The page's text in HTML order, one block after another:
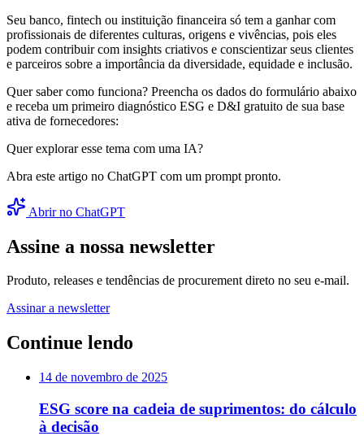
Seu banco, fintech ou instituição financeira só tem a ganhar com
profissionais de diferentes culturas, origens e vivências, pois eles
podem contribuir com insights criativos e conscientizar seus clientes
e parceiros sobre a importância da diversidade, equidade e inclusão.
Quer saber como funciona? Preencha os dados do formulário abaixo
e receba um primeiro diagnóstico ESG e D&I gratuito de sua base
ativa de fornecedores:
Quer explorar esse tema com uma IA?
Abra este artigo no ChatGPT com um prompt pronto.
Abrir no ChatGPT
Assine a nossa newsletter
Produto, releases e tendências de procurement direto no seu e-mail.
Assinar a newsletter
Continue lendo
14 de novembro de 2025
ESG score na cadeia de suprimentos: do cálculo
à decisão